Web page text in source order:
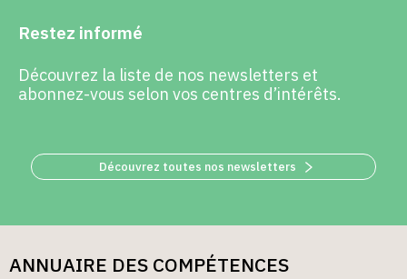
Restez informé
Découvrez la liste de nos newsletters et
abonnez-vous selon vos centres d’intérêts.
Découvrez toutes nos newsletters
ANNUAIRE DES COMPÉTENCES